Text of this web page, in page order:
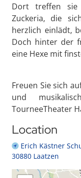
Dort treffen sie
Zuckeria, die
herzlich einlädt,
Doch hinter der
eine Hexe mit
Freuen Sie sich
und
TourneeTheater
Location
Erich Kästner
30880 Laatzen